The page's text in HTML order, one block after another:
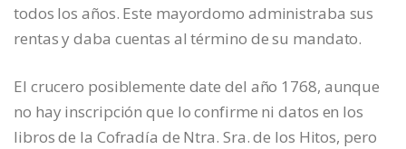
todos los años. Este mayordomo administraba sus
rentas y daba cuentas al término de su mandato.
El crucero posiblemente date del año 1768, aunque
no hay inscripción que lo confirme ni datos en los
libros de la Cofradía de Ntra. Sra. de los Hitos, pero